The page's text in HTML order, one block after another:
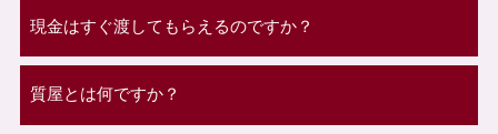
現金はすぐ渡してもらえるのですか？
質屋とは何ですか？